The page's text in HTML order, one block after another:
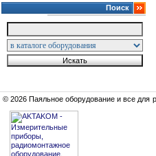
Поиск
© 2026 Паяльное оборудование и все для